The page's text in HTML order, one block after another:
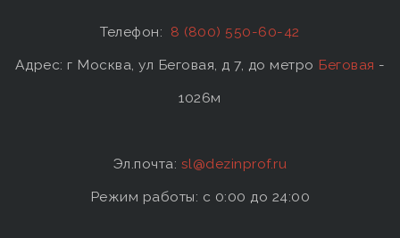
Телефон: 8 (800) 550-60-42
Адрес: г Москва, ул Беговая, д 7, до метро Беговая -
1026м
Эл.почта: sl@dezinprof.ru
Режим работы: c 0:00 до 24:00